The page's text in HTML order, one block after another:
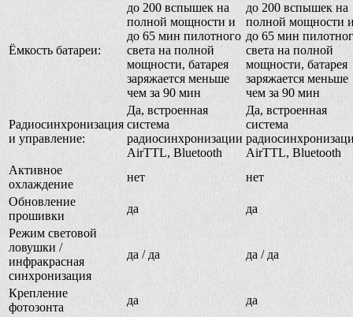
Ёмкость батареи:
до 200 вспышек на
полной мощности и
до 65 мин пилотного
света на полной
мощности, батарея
заряжается меньше
чем за 90 мин
до 200 вспышек на
полной мощности
до 65 мин
света на полной
мощности, батарея
заряжается меньше
чем за 90 мин
Радиосинхронизация
и управление:
Да, встроенная
система
радиосинхронизации
AirTTL, Bluetooth
Да, встроенная
система
AirTTL, Bluetooth
Активное
охлаждение
нет
нет
Обновление
прошивки
да
да
Режим световой
ловушки /
инфракрасная
синхронизация
да / да да / да
Крепление
фотозонта
да
да